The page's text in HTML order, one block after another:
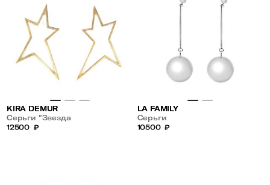
KIRA DEMUR
Серьги "Звезда
пленительного счастья"
12500 ₽
LA FAMILY
Серьги
10500 ₽